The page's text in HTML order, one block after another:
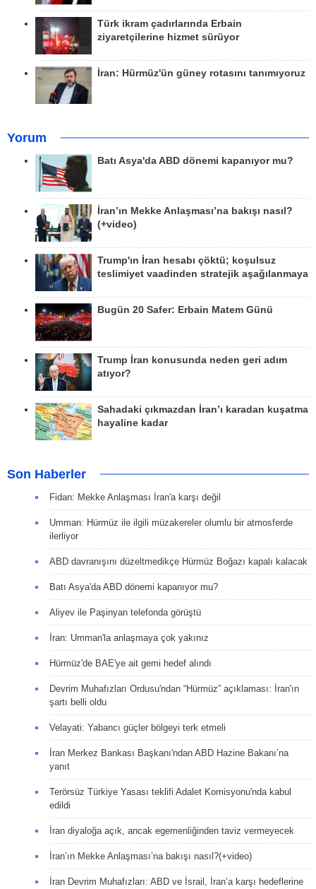
Türk ikram çadırlarında Erbain
ziyaretçilerine hizmet sürüyor
İran: Hürmüz'ün güney rotasını tanımıyoruz
Yorum
Batı Asya'da ABD dönemi kapanıyor mu?
İran’ın Mekke Anlaşması’na bakışı nasıl?
(+video)
Trump'ın İran hesabı çöktü; koşulsuz
teslimiyet vaadinden stratejik aşağılanmaya
Bugün 20 Safer: Erbain Matem Günü
Trump İran konusunda neden geri adım
atıyor?
Sahadaki çıkmazdan İran’ı karadan kuşatma
hayaline kadar
Son Haberler
Fidan: Mekke Anlaşması İran'a karşı değil
Umman: Hürmüz ile ilgili müzakereler olumlu bir atmosferde
ilerliyor
ABD davranışını düzeltmedikçe Hürmüz Boğazı kapalı kalacak
Batı Asya'da ABD dönemi kapanıyor mu?
Aliyev ile Paşinyan telefonda görüştü
İran: Umman'la anlaşmaya çok yakınız
Hürmüz'de BAE'ye ait gemi hedef alındı
Devrim Muhafızları Ordusu'ndan “Hürmüz” açıklaması: İran'ın
şartı belli oldu
Velayati: Yabancı güçler bölgeyi terk etmeli
İran Merkez Bankası Başkanı'ndan ABD Hazine Bakanı’na
yanıt
Terörsüz Türkiye Yasası teklifi Adalet Komisyonu'nda kabul
edildi
İran diyaloğa açık, ancak egemenliğinden taviz vermeyecek
İran’ın Mekke Anlaşması’na bakışı nasıl?(+video)
İran Devrim Muhafızları: ABD ve İsrail, İran’a karşı hedeflerine